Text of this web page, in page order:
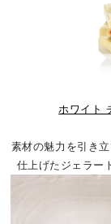
ホワイト
素材の魅力を引き
仕上げたジェラー